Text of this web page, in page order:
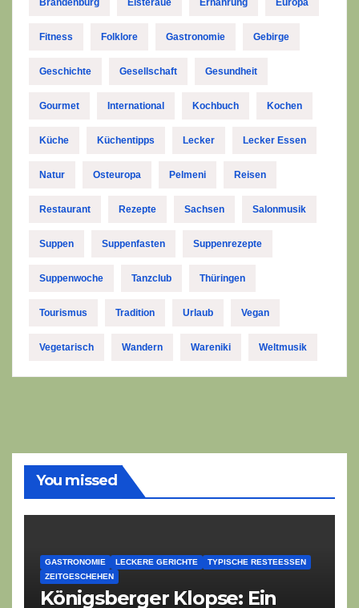
Fitness Folklore Gastronomie Gebirge
Geschichte Gesellschaft Gesundheit
Gourmet International Kochbuch Kochen
Küche Küchentipps Lecker Lecker Essen
Natur Osteuropa Pelmeni Reisen
Restaurant Rezepte Sachsen Salonmusik
Suppen Suppenfasten Suppenrezepte
Suppenwoche Tanzclub Thüringen
Tourismus Tradition Urlaub Vegan
Vegetarisch Wandern Wareniki Weltmusik
You missed
GASTRONOMIE LECKERE GERICHTE
TYPISCHE RESTEESSEN
ZEITGESCHEHEN
Königsberger Klopse: Ein